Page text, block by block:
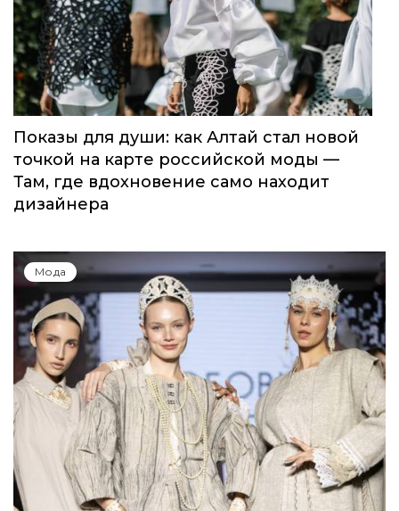
Показы для души: как Алтай стал новой
точкой на карте российской моды —
Там, где вдохновение само находит
дизайнера
Мода